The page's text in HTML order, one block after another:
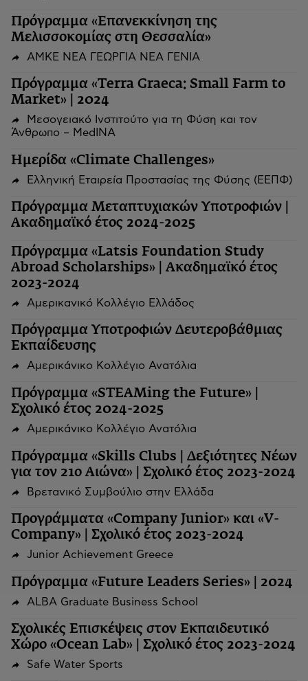
Πρόγραμμα «Επανεκκίνηση της
Μελισσοκομίας στη Θεσσαλία»
ΑΜΚΕ ΝΕΑ ΓΕΩΡΓΙΑ ΝΕΑ ΓΕΝΙΑ
Πρόγραμμα «Terra Graeca: Small Farm to
Market» | 2024
Μεσογειακό Ινστιτούτο για τη Φύση και τον
Άνθρωπο – MedINA
Ημερίδα «Climate Challenges»
Ελληνική Εταιρεία Προστασίας της Φύσης (ΕΕΠΦ)
Πρόγραμμα Μεταπτυχιακών Υποτροφιών |
Ακαδημαϊκό έτος 2024-2025
Πρόγραμμα «Latsis Foundation Study
Abroad Scholarships» | Ακαδημαϊκό έτος
2023-2024
Αμερικανικό Κολλέγιο Ελλάδος
Πρόγραμμα Υποτροφιών Δευτεροβάθμιας
Εκπαίδευσης
Αμερικάνικο Κολλέγιο Ανατόλια
Πρόγραμμα «STEAMing the Future» |
Σχολικό έτος 2024-2025
Αμερικάνικο Κολλέγιο Ανατόλια
Πρόγραμμα «Skills Clubs | Δεξιότητες Νέων
για τον 21ο Αιώνα» | Σχολικό έτος 2023-2024
Βρετανικό Συμβούλιο στην Ελλάδα
Προγράμματα «Company Junior» και «V-
Company» | Σχολικό έτος 2023-2024
Junior Achievement Greece
Πρόγραμμα «Future Leaders Series» | 2024
ALBA Graduate Business School
Σχολικές Επισκέψεις στον Εκπαιδευτικό
Χώρο «Ocean Lab» | Σχολικό έτος 2023-2024
Safe Water Sports